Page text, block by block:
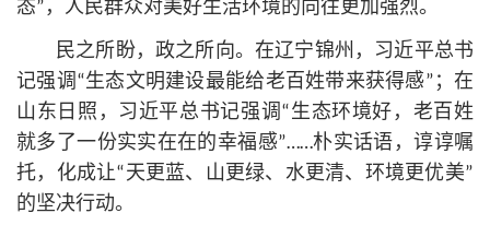
态”，人民群众对美好生活环境的向往更加强烈。
民之所盼，政之所向。在辽宁锦州，习近平总书
记强调“生态文明建设最能给老百姓带来获得感”；在
山东日照，习近平总书记强调“生态环境好，老百姓
就多了一份实实在在的幸福感”……朴实话语，谆谆嘱
托，化成让“天更蓝、山更绿、水更清、环境更优美”
的坚决行动。